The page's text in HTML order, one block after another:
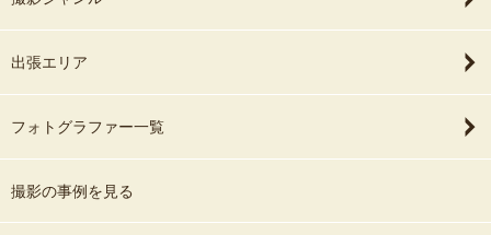
出張エリア
フォトグラファー一覧
撮影の事例を見る